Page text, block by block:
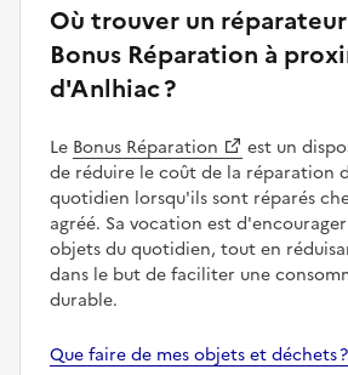
Où trouver un
Bonus Réparation à
d'Anlhiac ?
Le Bonus Réparation
est un
de réduire le coût de la réparation
quotidien lorsqu'ils sont réparés
agréé. Sa vocation est
objets du quotidien, tout en
dans le but de faciliter une
durable.
Que faire de mes objets et déchets ?